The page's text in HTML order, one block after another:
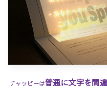
チャッピーは普通に文字を間